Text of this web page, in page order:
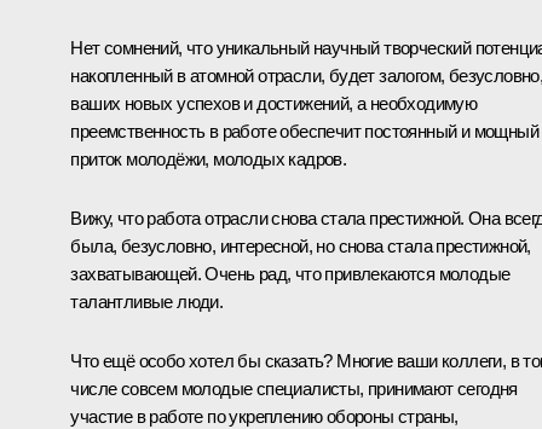
Нет сомнений, что уникальный научный творческий
накопленный в атомной отрасли, будет залогом,
ваших новых успехов и достижений, а необходимую
преемственность в работе обеспечит постоянный и мощный
приток молодёжи, молодых кадров.
Вижу, что работа отрасли снова стала престижной. Она
была, безусловно, интересной, но снова стала престижной,
захватывающей. Очень рад, что привлекаются молодые
талантливые люди.
Что ещё особо хотел бы сказать? Многие ваши коллеги, в
числе совсем молодые специалисты, принимают сегодня
участие в работе по укреплению обороны страны,